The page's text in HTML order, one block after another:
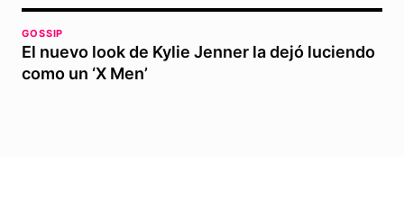
GOSSIP
El nuevo look de Kylie Jenner la dejó luciendo
como un ‘X Men’